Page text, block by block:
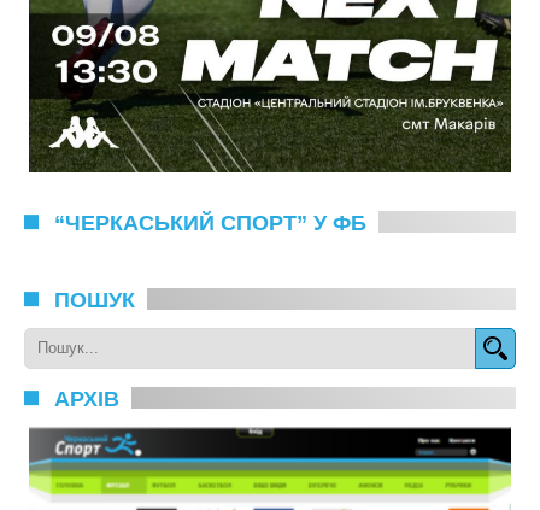
“ЧЕРКАСЬКИЙ СПОРТ” У ФБ
ПОШУК
АРХІВ